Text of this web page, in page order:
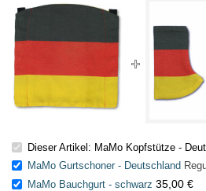
Dieser Artikel: MaMo Kopfstütze -
MaMo Gurtschoner - Deutschland
MaMo Bauchgurt - schwarz 35,00 €